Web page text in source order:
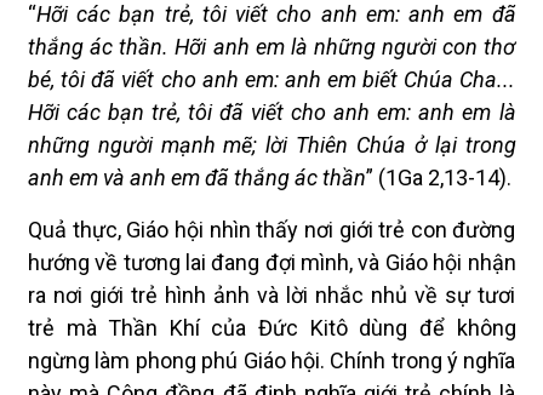
“Hỡi các bạn trẻ, tôi viết cho anh em: anh em đã
thắng ác thần. Hỡi anh em là những người con thơ
bé, tôi đã viết cho anh em: anh em biết Chúa Cha...
Hỡi các bạn trẻ, tôi đã viết cho anh em: anh em là
những người mạnh mẽ; lời Thiên Chúa ở lại trong
anh em và anh em đã thắng ác thần” (1Ga 2,13-14).
Quả thực, Giáo hội nhìn thấy nơi giới trẻ con đường
hướng về tương lai đang đợi mình, và Giáo hội nhận
ra nơi giới trẻ hình ảnh và lời nhắc nhủ về sự tươi
trẻ mà Thần Khí của Đức Kitô dùng để không
ngừng làm phong phú Giáo hội. Chính trong ý nghĩa